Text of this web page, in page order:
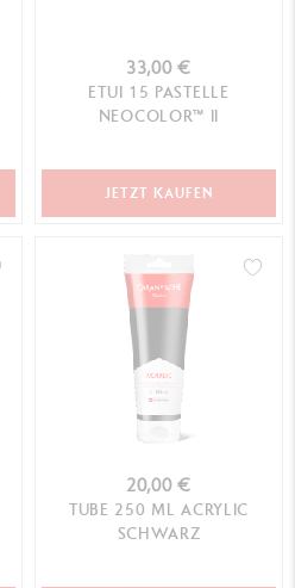
33,00 €
ETUI 15 PASTELLE
NEOCOLOR™ II
JETZT KAUFEN
20,00 €
TUBE 250 ML ACRYLIC
SCHWARZ